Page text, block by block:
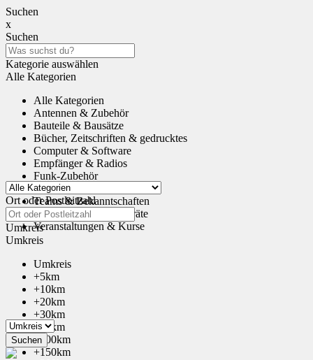
Suchen
x
Suchen
Kategorie auswählen
Alle Kategorien
Alle Kategorien
Antennen & Zubehör
Bauteile & Bausätze
Bücher, Zeitschriften & gedrucktes
Computer & Software
Empfänger & Radios
Funk-Zubehör
Tauschen & Schenken
Teams & Bekanntschaften
Transceiver & Funkgeräte
Veranstaltungen & Kurse
Ort oder Postleitzahl
Umkreis
Umkreis
Umkreis
+5km
+10km
+20km
+30km
+50km
+100km
+150km